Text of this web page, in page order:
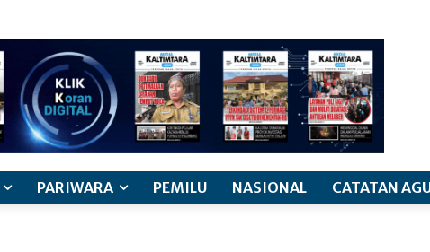
PARIWARA PEMILU NASIONAL CATATAN